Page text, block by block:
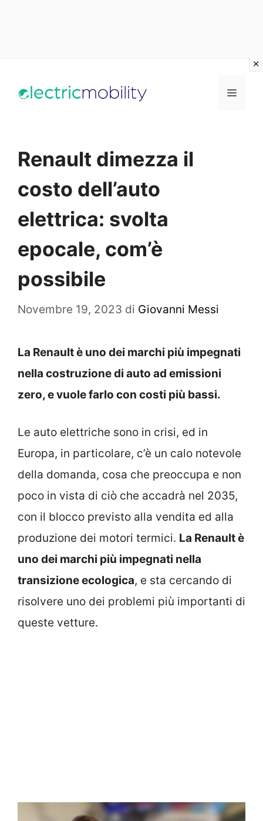
Menu
Renault dimezza il
costo dell’auto
elettrica: svolta
epocale, com’è
possibile
Novembre 19, 2023 di Giovanni Messi
La Renault è uno dei marchi più impegnati
nella costruzione di auto ad emissioni
zero, e vuole farlo con costi più bassi.
Le auto elettriche sono in crisi, ed in
Europa, in particolare, c’è un calo notevole
della domanda, cosa che preoccupa e non
poco in vista di ciò che accadrà nel 2035,
con il blocco previsto alla vendita ed alla
produzione dei motori termici. La Renault è
uno dei marchi più impegnati nella
transizione ecologica, e sta cercando di
risolvere uno dei problemi più importanti di
queste vetture.